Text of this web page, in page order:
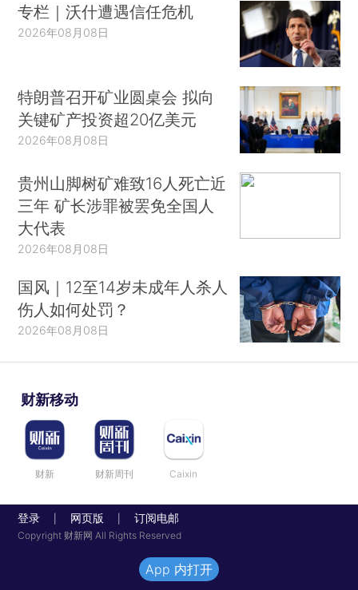
专栏｜沃什遭遇信任危机
2026年08月08日
特朗普召开矿业圆桌会 拟向
关键矿产投资超20亿美元
2026年08月08日
贵州山脚树矿难致16人死亡近
三年 矿长涉罪被罢免全国人
大代表
2026年08月08日
国风｜12至14岁未成年人杀人
伤人如何处罚？
2026年08月08日
财新移动
财新 财新周刊 Caixin
登录 网页版 订阅电邮
Copyright 财新网 All Rights Reserved
App 内打开